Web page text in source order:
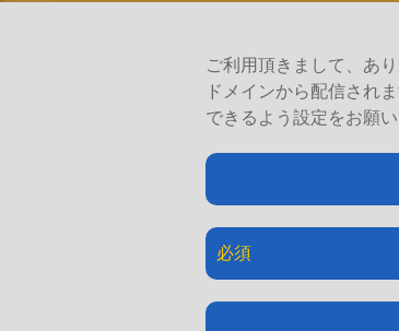
ご利用頂きまして、ありがとうござ
ドメインから配信されます。 その為、迷惑メールフィルターをご利用になられている場合は、 「@daishin.gr.jp」
できるよう設定をお願い